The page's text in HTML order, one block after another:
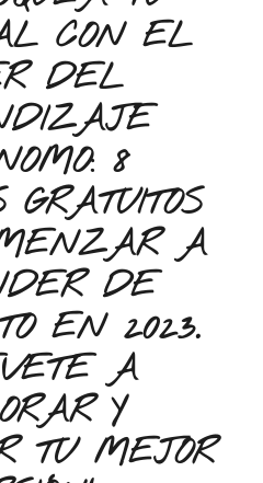
CON EL
DEL
8
GRATUITOS
A
DE
EN 2023.
A
Y
TU MEJOR